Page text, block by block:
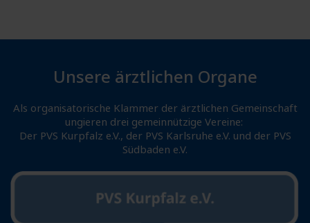
Unsere ärztlichen Organe
Als organisatorische Klammer der ärztlichen Gemeinschaft
ungieren drei gemeinnützige Vereine:
Der PVS Kurpfalz e.V., der PVS Karlsruhe e.V. und der PVS
Südbaden e.V.